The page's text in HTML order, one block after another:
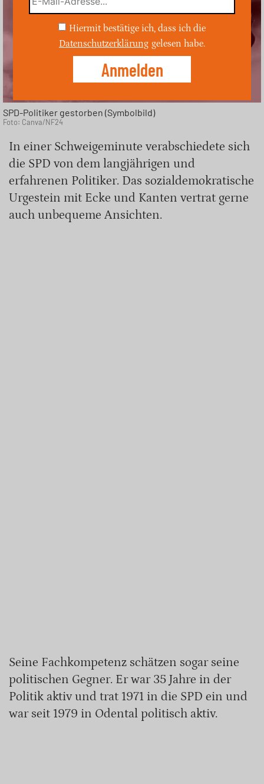
SPD-Politiker gestorben (Symbolbild)
Foto: Canva/NF24
In einer Schweigeminute verabschiedete sich
die SPD von dem langjährigen und
erfahrenen Politiker. Das sozialdemokratische
Urgestein mit Ecke und Kanten vertrat gerne
auch unbequeme Ansichten.
Seine Fachkompetenz schätzen sogar seine
politischen Gegner. Er war 35 Jahre in der
Politik aktiv und trat 1971 in die SPD ein und
war seit 1979 in Odental politisch aktiv.
Hiermit bestätige ich, dass ich die
Datenschutzerklärung gelesen habe.